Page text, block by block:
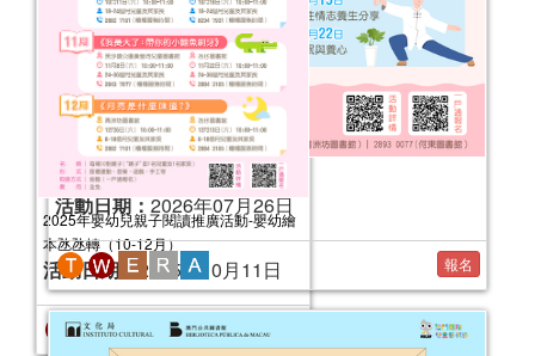
2026健康生活工作坊（7-11月）
活動日期： 2026年07月26日
報名
2025年“圖書館e學堂”
活動日期：2025年11月15日
報名結束